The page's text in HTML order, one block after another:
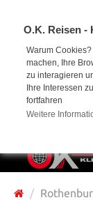
O.K. Reisen -
Warum
machen, Ihre
zu interagieren
Ihre Interessen
fortfahren
Weitere